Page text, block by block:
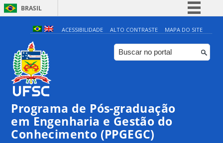
BRASIL
Simplifique!
Comunica BR
Participe
Canais
ACESSIBILIDADE ALTO CONTRASTE MAPA DO SITE
Programa de Pós-graduação
em Engenharia e Gestão do
Conhecimento (PPGEGC)
00:00